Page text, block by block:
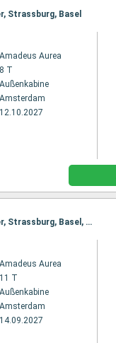
Strassburg, Basel
Amadeus Aurea
8 T
Außenkabine
Amsterdam
12.10.2027
Reiseroute : Amsterdam, Utrecht, Köln, Cochem, Koblenz, Rüdesheim, Mannheim, Speyer, Strassburg, Basel, Lucerne, Zurich
Amadeus Aurea
11 T
Außenkabine
Amsterdam
14.09.2027